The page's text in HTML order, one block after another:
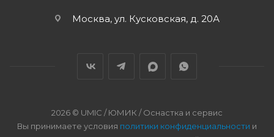
Москва, ул. Кусковская, д. 20А
2026 © UMIC / ЮМИК / Оснастка и сервис
Вы принимаете условия политики конфиденциальности и